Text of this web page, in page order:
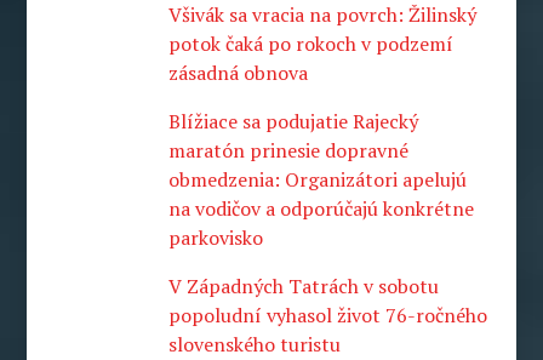
Všivák sa vracia na povrch: Žilinský
potok čaká po rokoch v podzemí
zásadná obnova
Blížiace sa podujatie Rajecký
maratón prinesie dopravné
obmedzenia: Organizátori apelujú
na vodičov a odporúčajú konkrétne
parkovisko
V Západných Tatrách v sobotu
popoludní vyhasol život 76-ročného
slovenského turistu